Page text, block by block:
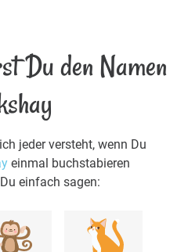
Du den Namen
jeder versteht, wenn Du
einmal buchstabieren
einfach sagen: